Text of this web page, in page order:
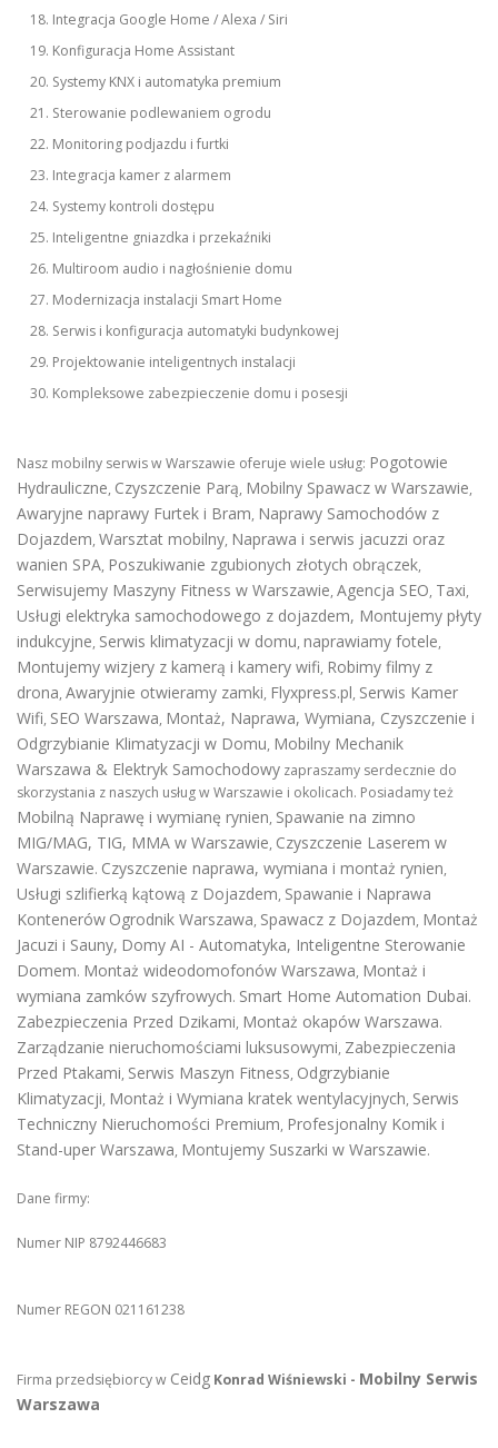
Integracja Google Home / Alexa / Siri
Konfiguracja Home Assistant
Systemy KNX i automatyka premium
Sterowanie podlewaniem ogrodu
Monitoring podjazdu i furtki
Integracja kamer z alarmem
Systemy kontroli dostępu
Inteligentne gniazdka i przekaźniki
Multiroom audio i nagłośnienie domu
Modernizacja instalacji Smart Home
Serwis i konfiguracja automatyki budynkowej
Projektowanie inteligentnych instalacji
Kompleksowe zabezpieczenie domu i posesji
Nasz mobilny serwis w Warszawie oferuje wiele usług: Pogotowie
Hydrauliczne, Czyszczenie Parą, Mobilny Spawacz w Warszawie,
Awaryjne naprawy Furtek i Bram, Naprawy Samochodów z
Dojazdem, Warsztat mobilny, Naprawa i serwis jacuzzi oraz
wanien SPA, Poszukiwanie zgubionych złotych obrączek,
Serwisujemy Maszyny Fitness w Warszawie, Agencja SEO, Taxi,
Usługi elektryka samochodowego z dojazdem, Montujemy płyty
indukcyjne, Serwis klimatyzacji w domu, naprawiamy fotele,
Montujemy wizjery z kamerą i kamery wifi, Robimy filmy z
drona, Awaryjnie otwieramy zamki, Flyxpress.pl, Serwis Kamer
Wifi, SEO Warszawa, Montaż, Naprawa, Wymiana, Czyszczenie i
Odgrzybianie Klimatyzacji w Domu, Mobilny Mechanik
Warszawa & Elektryk Samochodowy zapraszamy serdecznie do
skorzystania z naszych usług w Warszawie i okolicach. Posiadamy też
Mobilną Naprawę i wymianę rynien, Spawanie na zimno
MIG/MAG, TIG, MMA w Warszawie, Czyszczenie Laserem w
Warszawie. Czyszczenie naprawa, wymiana i montaż rynien,
Usługi szlifierką kątową z Dojazdem, Spawanie i Naprawa
Kontenerów Ogrodnik Warszawa, Spawacz z Dojazdem, Montaż
Jacuzi i Sauny, Domy AI - Automatyka, Inteligentne Sterowanie
Domem. Montaż wideodomofonów Warszawa, Montaż i
wymiana zamków szyfrowych. Smart Home Automation Dubai.
Zabezpieczenia Przed Dzikami, Montaż okapów Warszawa.
Zarządzanie nieruchomościami luksusowymi, Zabezpieczenia
Przed Ptakami, Serwis Maszyn Fitness, Odgrzybianie
Klimatyzacji, Montaż i Wymiana kratek wentylacyjnych, Serwis
Techniczny Nieruchomości Premium, Profesjonalny Komik i
Stand-uper Warszawa, Montujemy Suszarki w Warszawie.
Dane firmy:
Numer NIP 8792446683
Numer REGON 021161238
Firma przedsiębiorcy w Ceidg Konrad Wiśniewski - Mobilny Serwis
Warszawa